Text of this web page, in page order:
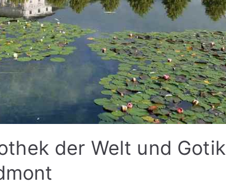
der Welt und Gotik